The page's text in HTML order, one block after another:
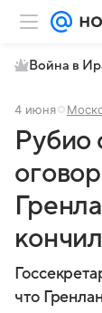
Война в
4 июня
Рубио
что